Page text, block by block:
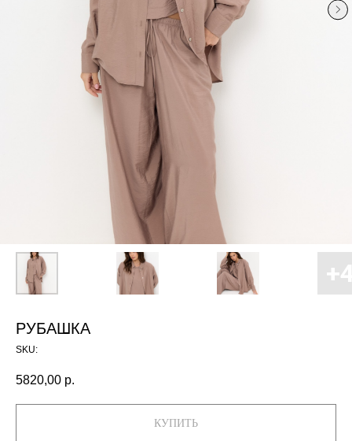
РУБАШКА
SKU:
5820,00 р.
КУПИТЬ